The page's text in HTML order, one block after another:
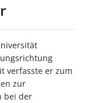
verfasste er zum
zur
bei der